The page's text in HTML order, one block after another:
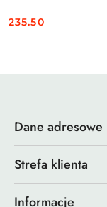
Cena:
235.50
Dane adresowe
Strefa klienta
Informacje